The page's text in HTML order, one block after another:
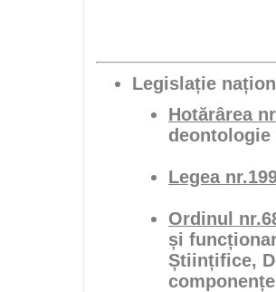
Legislație
Hotărârea
Legea
Ordinul
și
Științifice,